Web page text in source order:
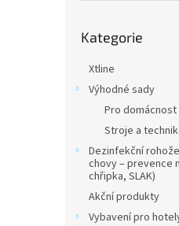
kategorie
Kategorie
Xtline
Výhodné sady
Pro domácnost
Stroje a
Dezinfekční
chovy – prevence
chřipka, SLAK)
Akční produkty
Vybavení pro